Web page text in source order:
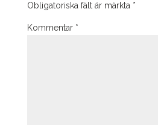
Obligatoriska fält är märkta *
Kommentar *